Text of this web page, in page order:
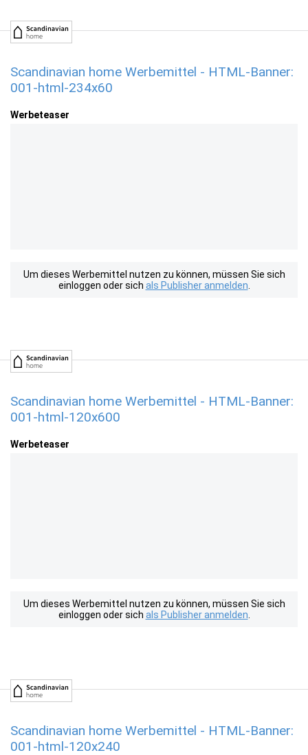
Scandinavian home Werbemittel - HTML-Banner:
001-html-234x60
Werbeteaser
Um dieses Werbemittel nutzen zu können, müssen Sie sich
einloggen oder sich als Publisher anmelden
Scandinavian home Werbemittel - HTML-Banner:
001-html-120x600
Werbeteaser
Um dieses Werbemittel nutzen zu können, müssen Sie sich
einloggen oder sich als Publisher anmelden
Scandinavian home Werbemittel - HTML-Banner:
001-html-120x240